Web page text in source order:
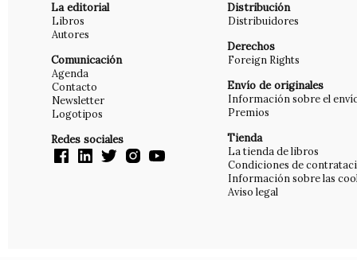
La editorial
Libros
Autores
Comunicación
Agenda
Contacto
Newsletter
Logotipos
Redes sociales
Distribución
Distribuidores
Derechos
Foreign Rights
Envío de originales
Información sobre el
Premios
Tienda
La tienda de libros
Condiciones de
Información sobre las
Aviso legal